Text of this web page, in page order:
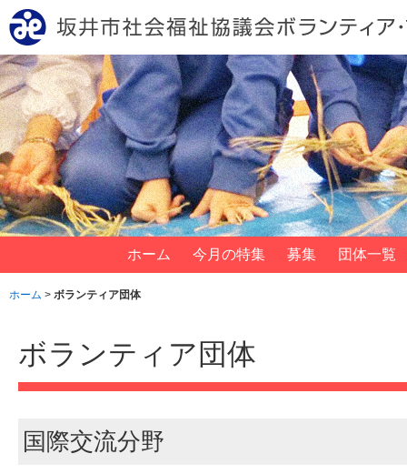
ホーム 今月の特集 募集 団体一覧
ホーム > ボランティア団体
ボランティア団体
国際交流分野